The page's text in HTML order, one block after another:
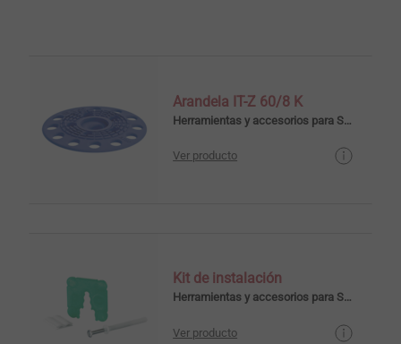
Arandela IT-Z 60/8 K
Herramientas y accesorios para SATE
Ver producto
Kit de instalación
Herramientas y accesorios para SATE
Ver producto